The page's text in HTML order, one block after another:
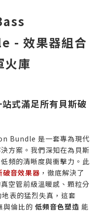
- 效果器組合
火庫
式滿足所有貝斯破
Bundle 是一套專為現代
方案。我們深知在為貝斯
頻的清晰度與衝擊力。此
破音效果器 ，徹底解決了
空管前級溫暖感、顆粒分
表的猛烈失真，這套
與倫比的 低頻音色塑造 能